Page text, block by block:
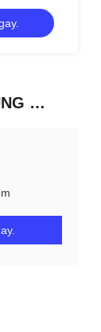
LIÊN HỆ VỚI CHÚNG TÔI